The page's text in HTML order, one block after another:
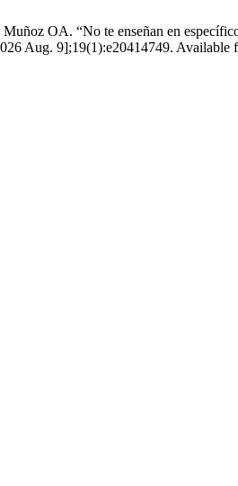
OA. “No te enseñan en
Aug. 9];19(1):e20414749. Available